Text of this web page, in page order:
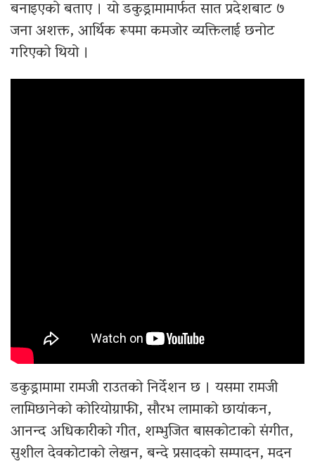
बनाइएको बताए । यो डकुड्रामामार्फत सात प्रदेशबाट ७
जना अशक्त, आर्थिक रूपमा कमजोर व्यक्तिलाई छनोट
गरिएको थियो ।
डकुड्रामामा रामजी राउतको निर्देशन छ । यसमा रामजी
लामिछानेको कोरियोग्राफी, सौरभ लामाको छायांकन,
आनन्द अधिकारीको गीत, शम्भुजित बासकोटाको संगीत,
सुशील देवकोटाको लेखन, बन्दे प्रसादको सम्पादन, मदन